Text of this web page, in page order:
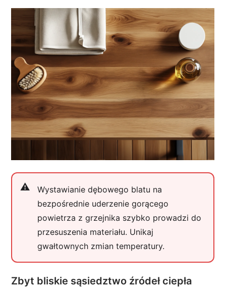
Wystawianie dębowego blatu na
bezpośrednie uderzenie gorącego
powietrza z grzejnika szybko prowadzi do
przesuszenia materiału. Unikaj
gwałtownych zmian temperatury.
Zbyt bliskie sąsiedztwo źródeł ciepła